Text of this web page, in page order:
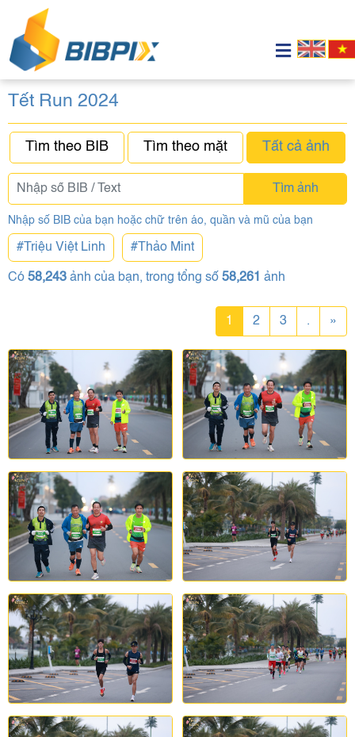
Tết Run 2024
Tìm theo BIB Tìm theo mặt Tất cả ảnh
Tìm ảnh
Nhập số BIB của bạn hoặc chữ trên áo, quần và mũ của bạn
#Triệu Việt Linh #Thảo Mint
Có 58,243 ảnh của bạn, trong tổng số 58,261 ảnh
1 2 3 . »